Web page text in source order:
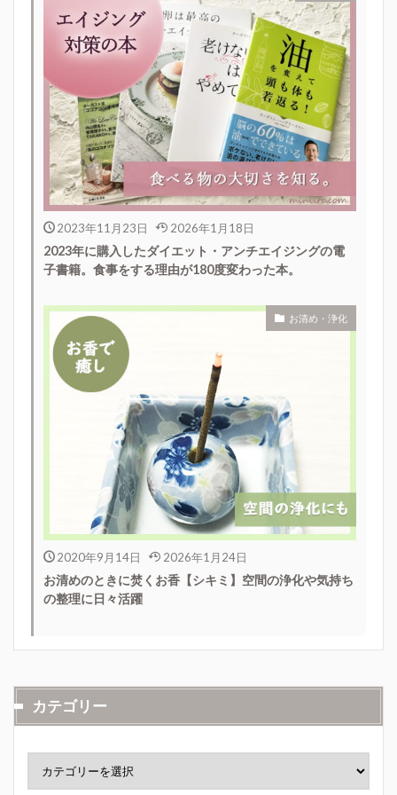
2023年11月23日 2026年1月18日
2023年に購入したダイエット・アンチエイジングの電
子書籍。食事をする理由が180度変わった本。
お清め・浄化
2020年9月14日 2026年1月24日
お清めのときに焚くお香【シキミ】空間の浄化や気持ち
の整理に日々活躍
カテゴリー